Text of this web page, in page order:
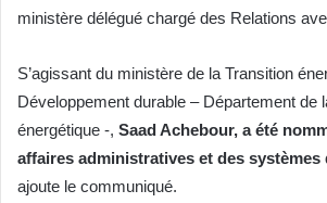
ministère délégué chargé des Relations
S’agissant du ministère de la Transition
Développement durable – Département de
énergétique -, Saad Achebour, a été
affaires administratives et des systèmes
ajoute le communiqué.